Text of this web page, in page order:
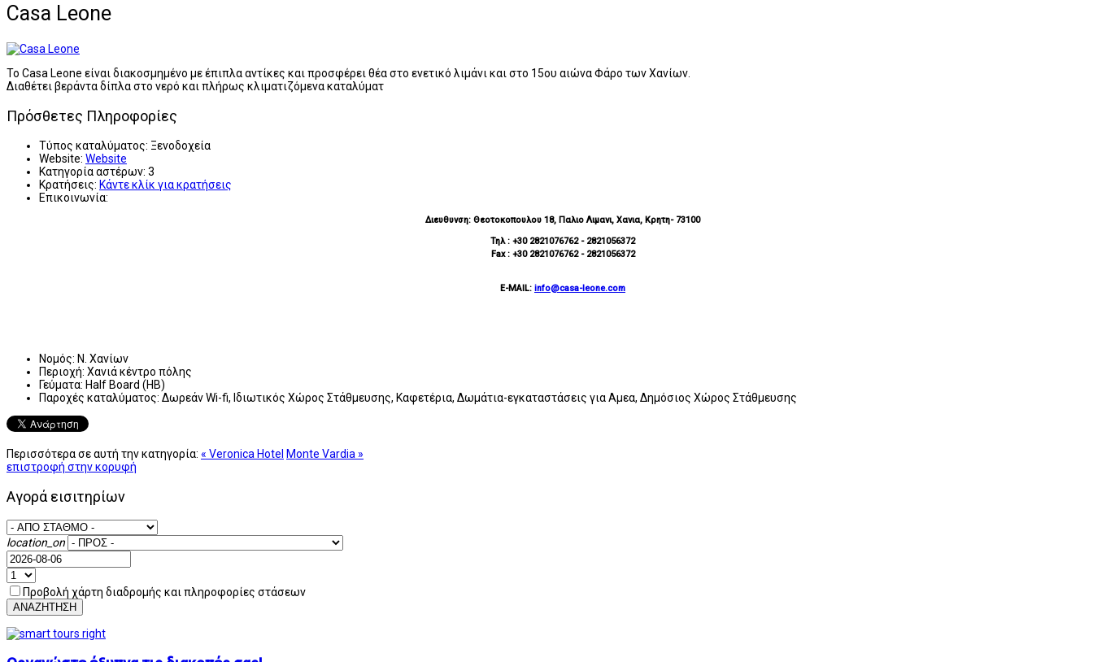
Casa Leone
Το Casa Leone είναι διακοσμημένο με έπιπλα αντίκες και προσφέρει θέα στο ενετικό λιμάνι και στο 15ου αιώνα Φάρο των Χανίων.
Διαθέτει βεράντα δίπλα στο νερό και πλήρως κλιματιζόμενα καταλύματ
Πρόσθετες Πληροφορίες
Τύπος καταλύματος: Ξενοδοχεία
Website: Website
Κατηγορία αστέρων: 3
Κρατήσεις: Κάντε κλίκ για κρατήσεις
Επικοινωνία:
Διευθυνση: Θεοτοκοπουλου 18, Παλιο Λιμανι, Χανια, Κρητη- 73100
Τηλ : +30 2821076762 - 2821056372
Fax : +30 2821076762 - 2821056372
E-MAIL: info@casa-leone.com
Νομός: Ν. Χανίων
Περιοχή: Χανιά κέντρο πόλης
Γεύματα: Half Board (HB)
Παροχές καταλύματος: Δωρεάν Wi-fi, Ιδιωτικός Χώρος Στάθμευσης, Καφετέρια, Δωμάτια-εγκαταστάσεις για Αμεα, Δημόσιος Χώρος Στάθμευσης
Περισσότερα σε αυτή την κατηγορία: « Veronica Hotel Monte Vardia »
επιστροφή στην κορυφή
Αγορά εισιτηρίων
location_on
Προβολή χάρτη διαδρομής και πληροφορίες στάσεων
ΑΝΑΖΗΤΗΣΗ